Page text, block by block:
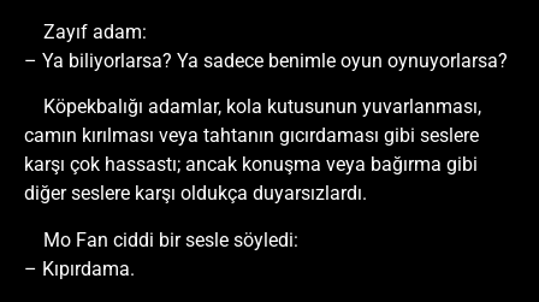
Zayıf adam:
– Ya biliyorlarsa? Ya sadece benimle oyun oynuyorlarsa?
Köpekbalığı adamlar, kola kutusunun yuvarlanması,
camın kırılması veya tahtanın gıcırdaması gibi seslere
karşı çok hassastı; ancak konuşma veya bağırma gibi
diğer seslere karşı oldukça duyarsızlardı.
Mo Fan ciddi bir sesle söyledi:
– Kıpırdama.